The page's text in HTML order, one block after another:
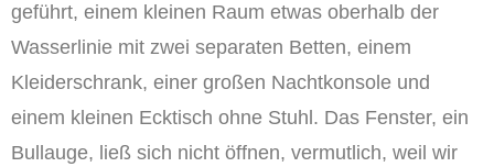
geführt, einem kleinen Raum etwas oberhalb der
Wasserlinie mit zwei separaten Betten, einem
Kleiderschrank, einer großen Nachtkonsole und
einem kleinen Ecktisch ohne Stuhl. Das Fenster, ein
Bullauge, ließ sich nicht öffnen, vermutlich, weil wir